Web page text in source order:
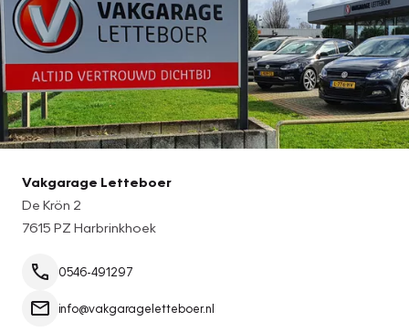
Vakgarage Letteboer
De Krön 2
7615 PZ Harbrinkhoek
0546-491297
info@vakgarageletteboer.nl